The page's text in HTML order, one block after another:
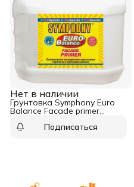
Нет в наличии
Грунтовка Symphony Euro
Balance Facade primer
Подписаться